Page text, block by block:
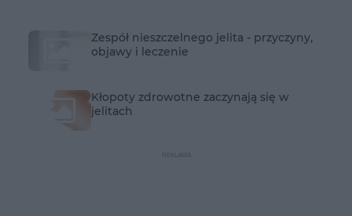
Zespół nieszczelnego jelita - przyczyny,
objawy i leczenie
Kłopoty zdrowotne zaczynają się w
jelitach